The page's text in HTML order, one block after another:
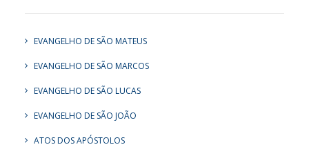
EVANGELHO DE SÃO MATEUS
EVANGELHO DE SÃO MARCOS
EVANGELHO DE SÃO LUCAS
EVANGELHO DE SÃO JOÃO
ATOS DOS APÓSTOLOS